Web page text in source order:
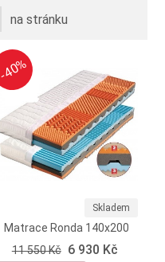
na stránku
-40%
-40%
Skladem
Matrace Ronda 140x200
11 550 Kč 6 930 Kč